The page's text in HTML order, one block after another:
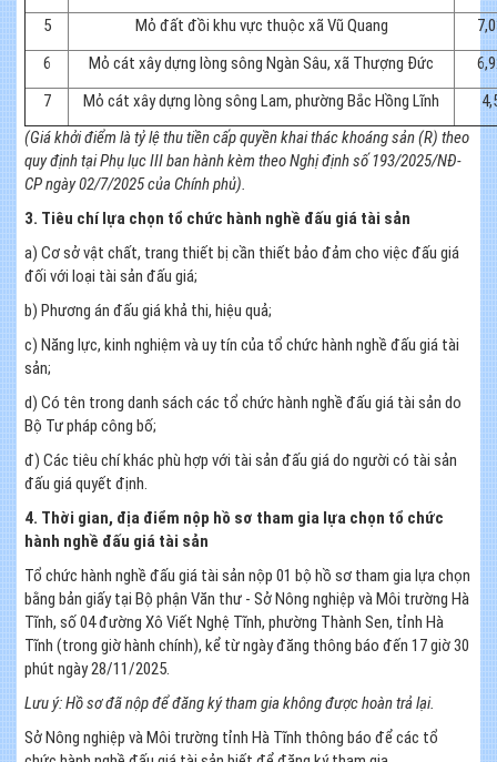
5
Mỏ đất đồi khu vực thuộc xã Vũ Quang
6
Mỏ cát xây dựng lòng sông Ngàn Sâu, xã Thượng Đức
7
Mỏ cát xây dựng lòng sông Lam, phường Bắc Hồng Lĩnh
(Giá khởi điểm là tỷ lệ thu tiền cấp quyền khai thác khoáng sản (R) theo
quy định tại Phụ lục III ban hành kèm theo Nghị định số 193/2025/NĐ-
CP ngày 02/7/2025 của Chính phủ).
3. Tiêu chí lựa chọn tổ chức hành nghề đấu giá tài sản
a) Cơ sở vật chất, trang thiết bị cần thiết bảo đảm cho việc đấu giá
đối với loại tài sản đấu giá;
b) Phương án đấu giá khả thi, hiệu quả;
c) Năng lực, kinh nghiệm và uy tín của tổ chức hành nghề đấu giá tài
sản;
d) Có tên trong danh sách các tổ chức hành nghề đấu giá tài sản do
Bộ Tư pháp công bố;
đ) Các tiêu chí khác phù hợp với tài sản đấu giá do người có tài sản
đấu giá quyết định.
4. Thời gian, địa điểm nộp hồ sơ tham gia lựa chọn tổ chức
hành nghề đấu giá tài sản
Tổ chức hành nghề đấu giá tài sản nộp 01 bộ hồ sơ tham gia lựa chọn
bằng bản giấy tại Bộ phận Văn thư - Sở Nông nghiệp và Môi trường Hà
Tĩnh, số 04 đường Xô Viết Nghệ Tĩnh, phường Thành Sen, tỉnh Hà
Tĩnh (trong giờ hành chính), kể từ ngày đăng thông báo đến 17 giờ 30
phút ngày 28/11/2025.
Lưu ý: Hồ sơ đã nộp để đăng ký tham gia không được hoàn trả lại.
Sở Nông nghiệp và Môi trường tỉnh Hà Tĩnh thông báo để các tổ